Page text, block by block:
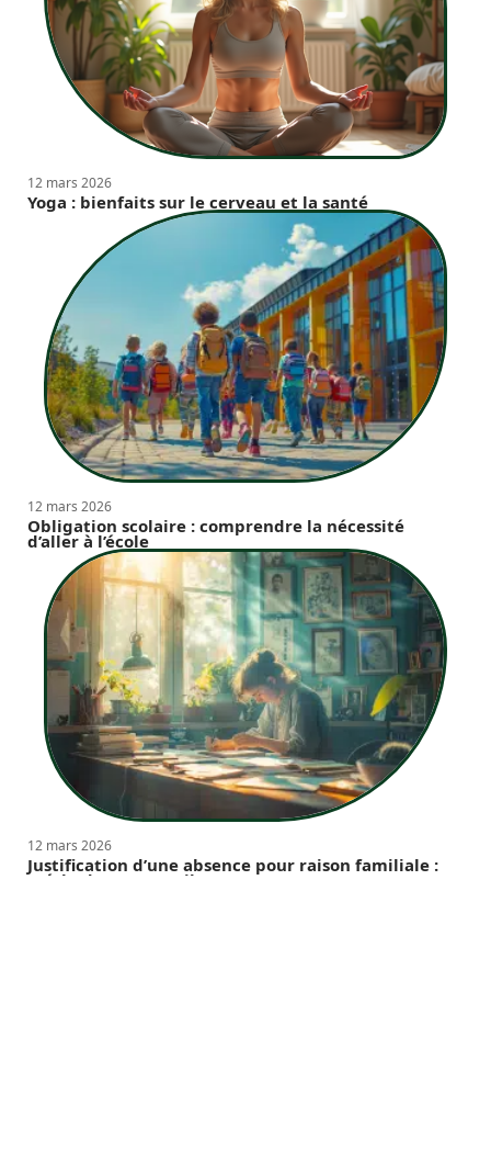
12 mars 2026
Yoga : bienfaits sur le cerveau et la santé
12 mars 2026
Obligation scolaire : comprendre la nécessité
d’aller à l’école
12 mars 2026
Justification d’une absence pour raison familiale :
méthodes et conseils